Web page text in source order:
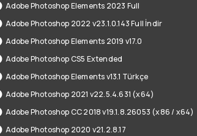
Adobe Photoshop Elements 2023 Full
Adobe Photoshop 2022 v23.1.0.143 Full İndir
Adobe Photoshop Elements 2019 v17.0
Adobe Photoshop CS5 Extended
Adobe Photoshop Elements v13.1 Türkçe
Adobe Photoshop 2021 v22.5.4.631 (x64)
Adobe Photoshop CC 2018 v19.1.8.26053 (x86 / x64)
Adobe Photoshop 2020 v21.2.8.17